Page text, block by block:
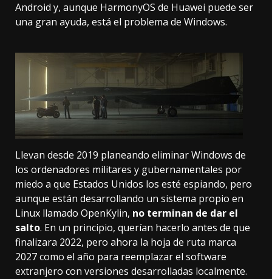
Android y, aunque HarmonyOS de Huawei puede ser
una gran ayuda, está el problema de Windows.
Llevan desde 2019 planeando eliminar Windows de
los ordenadores militares y gubernamentales por
miedo a que Estados Unidos los esté espiando, pero
aunque están desarrollando un sistema propio en
Linux llamado OpenKylin, no terminan de dar el
salto. En un principio, querían hacerlo antes de que
finalizara 2022, pero ahora la hoja de ruta marca
2027como el año para reemplazar el software
extranjero con versiones desarrolladas localmente.